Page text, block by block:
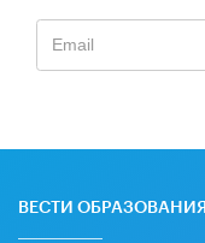
ВЕСТИ ОБРАЗОВАНИЯ